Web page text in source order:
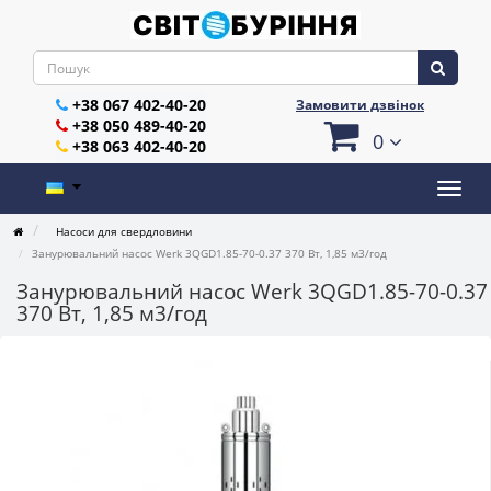
+38 067 402-40-20
+38 050 489-40-20
+38 063 402-40-20
Замовити дзвінок
0
Насоси для свердловини
Занурювальний насос Werk 3QGD1.85-70-0.37 370 Вт, 1,85 м3/год
Занурювальний насос Werk 3QGD1.85-70-0.37
370 Вт, 1,85 м3/год